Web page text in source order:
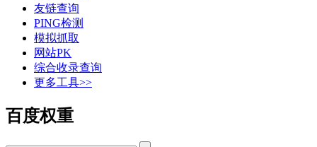
友链查询
PING检测
模拟抓取
网站PK
综合收录查询
更多工具>>
百度权重